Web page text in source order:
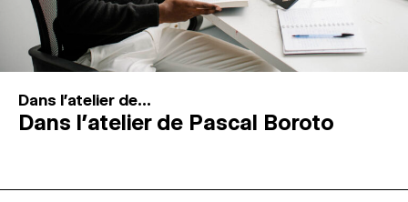
Dans l'atelier de...
Dans l’atelier de Pascal Boroto